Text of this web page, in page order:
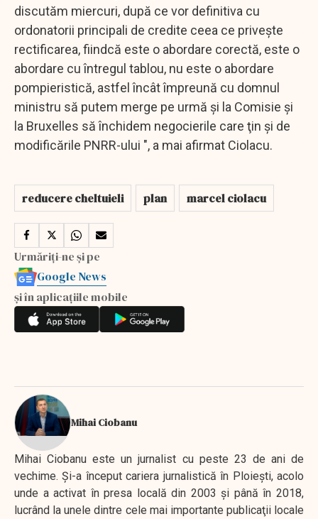
discutăm miercuri, după ce vor definitiva cu
ordonatorii principali de credite ceea ce priveşte
rectificarea, fiindcă este o abordare corectă, este o
abordare cu întregul tablou, nu este o abordare
pompieristică, astfel încât împreună cu domnul
ministru să putem merge pe urmă şi la Comisie şi
la Bruxelles să închidem negocierile care ţin şi de
modificările PNRR-ului ", a mai afirmat Ciolacu.
reducere cheltuieli plan marcel ciolacu
Urmăriți-ne și pe
Google News
și în aplicațiile mobile
Mihai Ciobanu
Mihai Ciobanu este un jurnalist cu peste 23 de ani de
vechime. Şi-a început cariera jurnalistică în Ploieşti, acolo
unde a activat în presa locală din 2003 şi până în 2018,
lucrând la unele dintre cele mai importante publicaţii locale